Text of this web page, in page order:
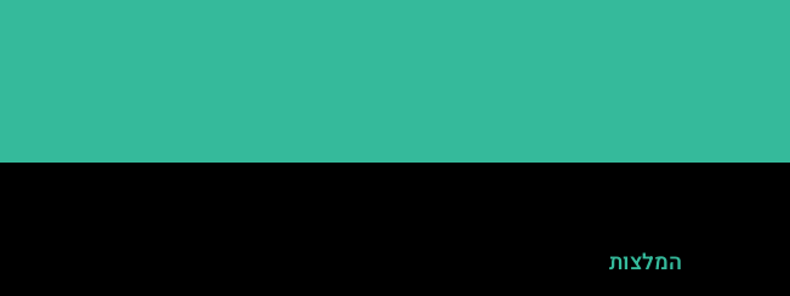
המלצות